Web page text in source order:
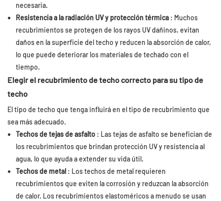
necesaria.
Resistencia a la radiación UV y protección térmica : Muchos
recubrimientos se protegen de los rayos UV dañinos, evitan
daños en la superficie del techo y reducen la absorción de calor,
lo que puede deteriorar los materiales de techado con el
tiempo.
Elegir el recubrimiento de techo correcto para su tipo de
techo
El tipo de techo que tenga influirá en el tipo de recubrimiento que
sea más adecuado.
Techos de tejas de asfalto : Las tejas de asfalto se benefician de
los recubrimientos que brindan protección UV y resistencia al
agua, lo que ayuda a extender su vida útil.
Techos de metal : Los techos de metal requieren
recubrimientos que eviten la corrosión y reduzcan la absorción
de calor. Los recubrimientos elastoméricos a menudo se usan